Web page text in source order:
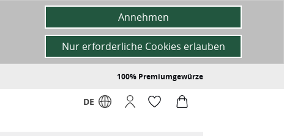
100% Premiumgewürze
DE
Annehmen
Nur erforderliche Cookies erlauben